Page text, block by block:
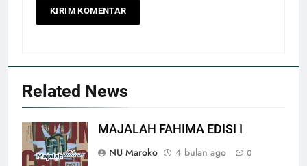
Related News
MAJALAH FAHIMA EDISI I
NU Maroko
4 bulan ago 0